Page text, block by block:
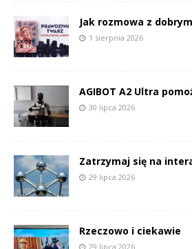
Jak rozmowa z
1 sierpnia 2026
AGIBOT A2 Ultra
30 lipca 2026
Zatrzymaj się na
29 lipca 2026
Rzeczowo i ciekawie
29 lipca 2026